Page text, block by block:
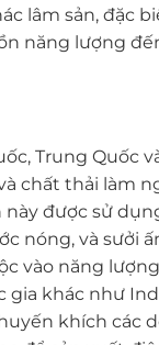
lâm sản, đặc
năng lượng
Trung Quốc
chất thải làm
này được sử
nóng, và sưởi
vào năng
gia khác như
khích các